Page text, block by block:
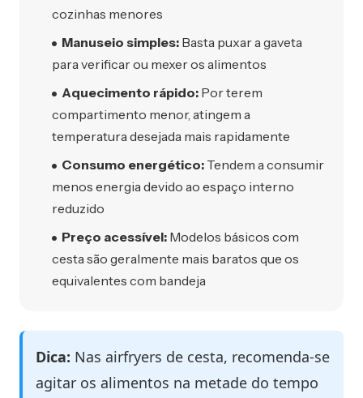
cozinhas menores
Manuseio simples: Basta puxar a gaveta
para verificar ou mexer os alimentos
Aquecimento rápido: Por terem
compartimento menor, atingem a
temperatura desejada mais rapidamente
Consumo energético: Tendem a consumir
menos energia devido ao espaço interno
reduzido
Preço acessível: Modelos básicos com
cesta são geralmente mais baratos que os
equivalentes com bandeja
Dica: Nas airfryers de cesta, recomenda-se
agitar os alimentos na metade do tempo